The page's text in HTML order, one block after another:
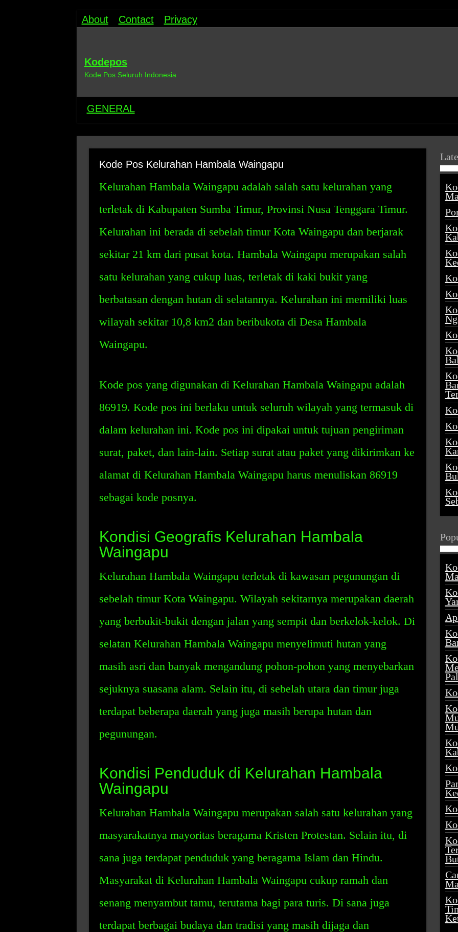
About Contact Privacy
Kodepos
Kode Pos Seluruh Indonesia
GENERAL
Kode Pos Kelurahan Hambala Waingapu
Kelurahan Hambala Waingapu adalah salah satu kelurahan yang
terletak di Kabupaten Sumba Timur, Provinsi Nusa Tenggara Timur.
Kelurahan ini berada di sebelah timur Kota Waingapu dan berjarak
sekitar 21 km dari pusat kota. Hambala Waingapu merupakan salah
satu kelurahan yang cukup luas, terletak di kaki bukit yang
berbatasan dengan hutan di selatannya. Kelurahan ini memiliki luas
wilayah sekitar 10,8 km2 dan beribukota di Desa Hambala
Waingapu.
Kode pos yang digunakan di Kelurahan Hambala Waingapu adalah
86919. Kode pos ini berlaku untuk seluruh wilayah yang termasuk di
dalam kelurahan ini. Kode pos ini dipakai untuk tujuan pengiriman
surat, paket, dan lain-lain. Setiap surat atau paket yang dikirimkan ke
alamat di Kelurahan Hambala Waingapu harus menuliskan 86919
sebagai kode posnya.
Kondisi Geografis Kelurahan Hambala
Waingapu
Kelurahan Hambala Waingapu terletak di kawasan pegunungan di
sebelah timur Kota Waingapu. Wilayah sekitarnya merupakan daerah
yang berbukit-bukit dengan jalan yang sempit dan berkelok-kelok. Di
selatan Kelurahan Hambala Waingapu menyelimuti hutan yang
masih asri dan banyak mengandung pohon-pohon yang menyebarkan
sejuknya suasana alam. Selain itu, di sebelah utara dan timur juga
terdapat beberapa daerah yang juga masih berupa hutan dan
pegunungan.
Kondisi Penduduk di Kelurahan Hambala
Waingapu
Kelurahan Hambala Waingapu merupakan salah satu kelurahan yang
masyarakatnya mayoritas beragama Kristen Protestan. Selain itu, di
sana juga terdapat penduduk yang beragama Islam dan Hindu.
Masyarakat di Kelurahan Hambala Waingapu cukup ramah dan
senang menyambut tamu, terutama bagi para turis. Di sana juga
terdapat berbagai budaya dan tradisi yang masih dijaga dan